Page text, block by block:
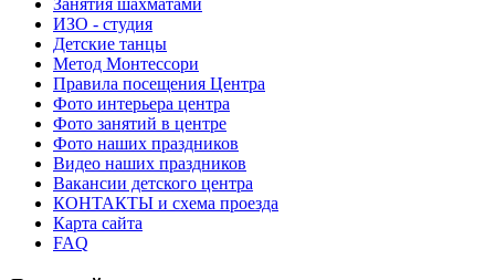
Занятия шахматами
ИЗО - студия
Детские танцы
Метод Монтессори
Правила посещения Центра
Фото интерьера центра
Фото занятий в центре
Фото наших праздников
Видео наших праздников
Вакансии детского центра
КОНТАКТЫ и схема проезда
Карта сайта
FAQ